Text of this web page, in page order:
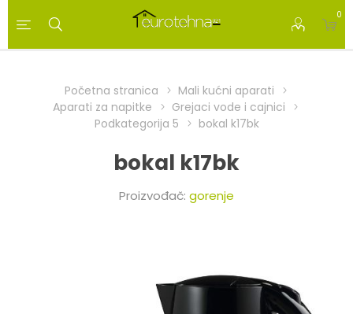
0
Početna stranica
Mali kućni aparati
Aparati za napitke
Grejaci vode i cajnici
Podkategorija 5
bokal k17bk
bokal k17bk
Proizvođač: gorenje